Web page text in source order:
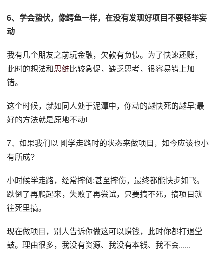
6、学会蛰伏，像鳄鱼一样，在没有发现好项目不要轻举妄
动
我有几个朋友之前玩金融，欠款有负债。为了快速还账，
此时的想法和思维 比较急促，缺乏思考，很容易错上加
错。
这个时候，就如同人处于泥潭中，你动的越快死的越早;最
好的方法就是原地不动!
7、‍如果我们以 刚学走路时的状态来做项目，如今应该也小
有所成?
小时候学走路，经常摔倒;甚至摔伤，最终都能快步如飞。
跌倒了再爬起来，失败了再尝试，只要搞不死，搞项目就
往死里搞。
现在做项目，别人告诉你做这可以赚钱，此时你都打退堂
鼓。理由很多，我没有资源、我没有本钱、我不会......